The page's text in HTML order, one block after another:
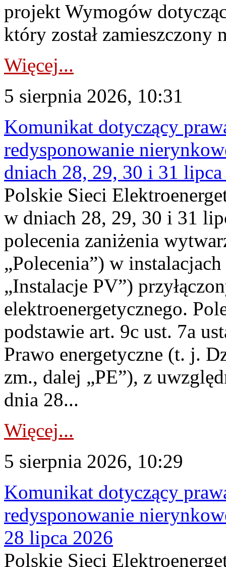
projekt Wymogów
który został zamieszczony
Więcej...
5 sierpnia 2026, 10:31
Komunikat dotyczący
redysponowanie
dniach 28, 29, 30 i 31
Polskie Sieci
w dniach 28, 29, 30 i 31
polecenia zaniżenia
„Polecenia”) w
„Instalacje PV”)
elektroenergetycznego.
podstawie art. 9c ust. 7a
Prawo energetyczne (t. j.
zm., dalej „PE”), z
dnia 28...
Więcej...
5 sierpnia 2026, 10:29
Komunikat dotyczący
redysponowanie
28 lipca 2026
Polskie Sieci